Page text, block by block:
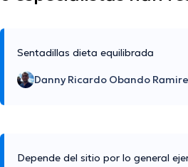
Sentadillas dieta equilibrada
Danny Ricardo Obando
Depende del sitio por lo general